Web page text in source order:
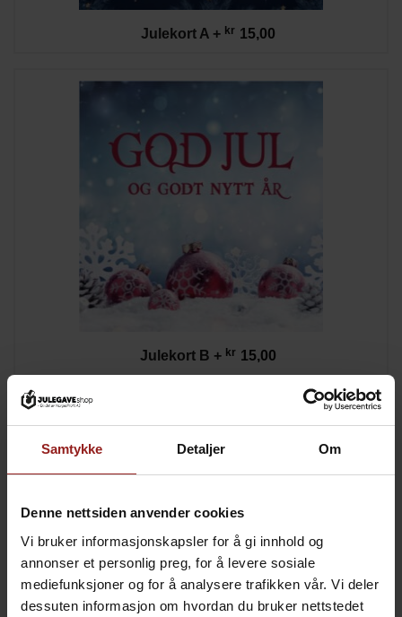
Samtykke Detaljer Om
Denne nettsiden anvender cookies
Vi bruker informasjonskapsler for å gi innhold og
annonser et personlig preg, for å levere sosiale
mediefunksjoner og for å analysere trafikken vår. Vi deler
dessuten informasjon om hvordan du bruker nettstedet
Julekort A + kr 15,00
Julekort B + kr 15,00